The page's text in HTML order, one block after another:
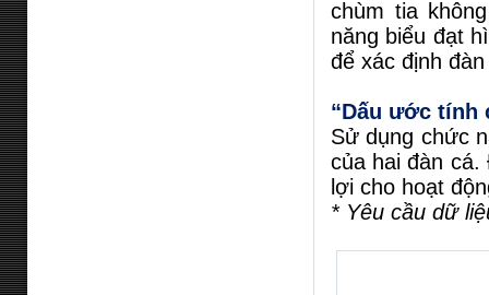
chùm tia
năng biểu đạt
để xác định
“Dấu ước tính
Sử dụng chức
của hai đàn
lợi cho hoạt
* Yêu cầu dữ